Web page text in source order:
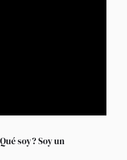
soy? Soy un